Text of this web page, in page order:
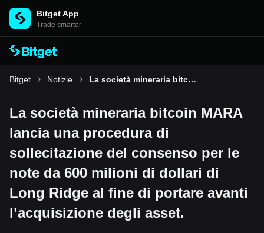
Bitget App
Trade smarter
Bitget Notizie La società mineraria bitcoin MARA lancia una procedura di sollecitazione del consenso per le note da 600 milioni di dollari di Long Ridge al fine di portare avanti l’acquisizione degli asset.
La società mineraria bitcoin MARA
lancia una procedura di
sollecitazione del consenso per le
note da 600 milioni di dollari di
Long Ridge al fine di portare avanti
l’acquisizione degli asset.